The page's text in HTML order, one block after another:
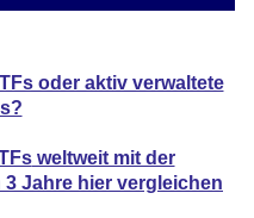
oder aktiv verwaltete
weltweit mit der
3 Jahre hier vergleichen